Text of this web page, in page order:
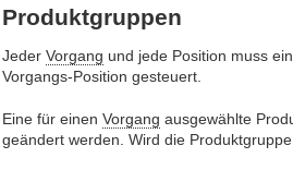
Produktgruppen
Jeder Vorgang und jede Position muss
Vorgangs-Position gesteuert.
Eine für einen Vorgang ausgewählte
geändert werden. Wird die